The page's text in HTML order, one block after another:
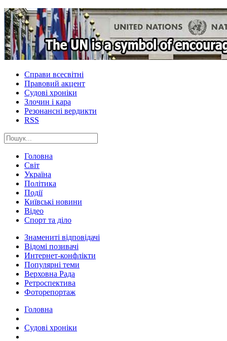
Справи всесвітні
Правовий акцент
Судові хроніки
Злочин і кара
Резонансні вердикти
RSS
Головна
Світ
Україна
Політика
Події
Київські новини
Відео
Спорт та діло
Знамениті відповідачі
Відомі позивачі
Интернет-конфлікти
Популярні теми
Верховна Рада
Ретроспектива
Фоторепортаж
Головна
Судові хроніки